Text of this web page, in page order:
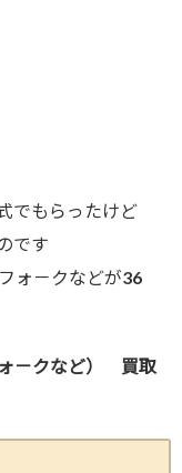
でもらったけど
です
ォ－クなどが36
－クなど） 買取